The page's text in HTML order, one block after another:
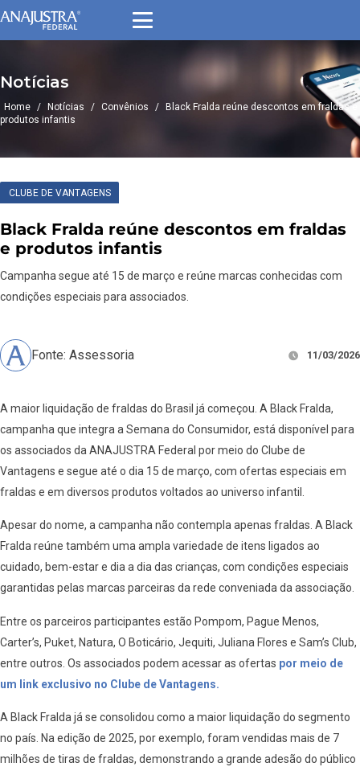
Notícias
Home / Notícias / Convênios /
Black Fralda reúne descontos em fraldas e
produtos infantis
CLUBE DE VANTAGENS
Black Fralda reúne descontos em fraldas
e produtos infantis
Campanha segue até 15 de março e reúne marcas conhecidas com
condições especiais para associados.
Fonte: Assessoria 11/03/2026
A maior liquidação de fraldas do Brasil já começou. A Black Fralda,
campanha que integra a Semana do Consumidor, está disponível para
os associados da ANAJUSTRA Federal por meio do Clube de
Vantagens e segue até o dia 15 de março, com ofertas especiais em
fraldas e em diversos produtos voltados ao universo infantil.
Apesar do nome, a campanha não contempla apenas fraldas. A Black
Fralda reúne também uma ampla variedade de itens ligados ao
cuidado, bem-estar e dia a dia das crianças, com condições especiais
garantidas pelas marcas parceiras da rede conveniada da associação.
Entre os parceiros participantes estão Pompom, Pague Menos,
Carter’s, Puket, Natura, O Boticário, Jequiti, Juliana Flores e Sam’s Club,
entre outros. Os associados podem acessar as ofertas por meio de
um link exclusivo no Clube de Vantagens.
A Black Fralda já se consolidou como a maior liquidação do segmento
no país. Na edição de 2025, por exemplo, foram vendidas mais de 7
milhões de tiras de fraldas, demonstrando a grande adesão do público